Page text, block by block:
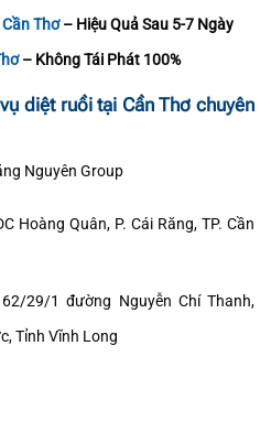
Thơ– Hiệu Quả Sau 5-7 Ngày
– Không Tái Phát 100%
diệt ruồi tại Cần Thơ chuyên
Nguyên Group
Hoàng Quân, P. Cái Răng, TP. Cần
29/1 đường Nguyễn Chí Thanh,
Tỉnh Vĩnh Long